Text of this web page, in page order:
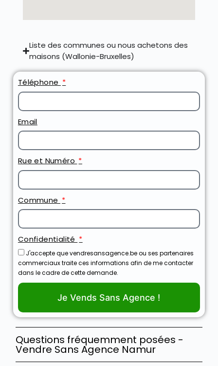
Liste des communes ou nous achetons des
maisons (Wallonie-Bruxelles)
Téléphone
Email
Rue et Numéro
Commune
Confidentialité
J'accepte que vendresansagence.be ou ses partenaires
commerciaux traite ces informations afin de me contacter
dans le cadre de cette demande.
Je Vends Sans Agence !
Questions fréquemment posées -
Vendre Sans Agence Namur